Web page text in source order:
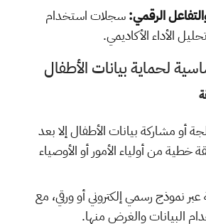
الرقمي:سجلات استخدام
الأداء الأكاديمي.
أو مشاركة بيانات الأطفال إلا بعد
من أولياء الأمور أو الأوصياء
نموذج رسمي إلكتروني أو ورقي، مع
البيانات والغرض منها.